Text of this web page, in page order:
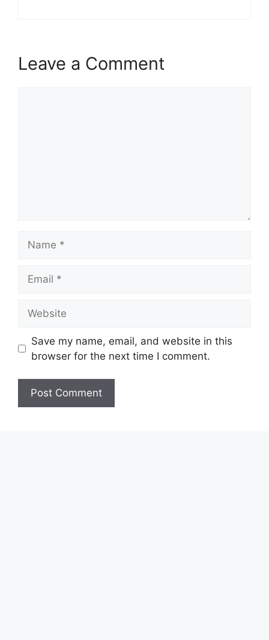
Leave a Comment
Save my name, email, and website in this
browser for the next time I comment.